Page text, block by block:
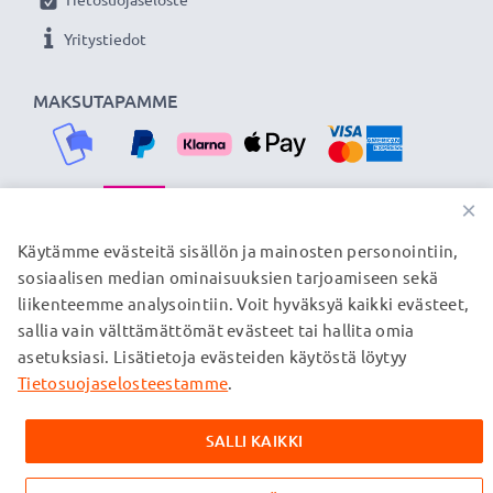
Väri : Musta
kaapelilla voit ladata tai siirtää tärkeimmät tiedostosi
Lenovo läppäriltä nopeasti ja turvallisesti.
verkkokauppa, joka tarjoaa laadukkaita tuotteita, ja
siksi tarjoamme 36 kuukauden takuun!
MAKSUTAPAMME
Yritystiedot
TOIMITUSKUMPPANIMME
© subtel.fi 2026
Kaikki hinnat sisältävät arvonlisäveron, mutta ei
toimituskuluja. Kaikki sivuillamme mainitut tavaramerkit ovat
verkkosivuillamme ainoastaan tuotteitamme koskevan
×
Käytämme evästeitä sisällön ja mainosten personointiin,
sosiaalisen median ominaisuuksien tarjoamiseen sekä
liikenteemme analysointiin. Voit hyväksyä kaikki evästeet,
sallia vain välttämättömät evästeet tai hallita omia
asetuksiasi. Lisätietoja evästeiden käytöstä löytyy
Tietosuojaselosteestamme.
SALLI KAIKKI